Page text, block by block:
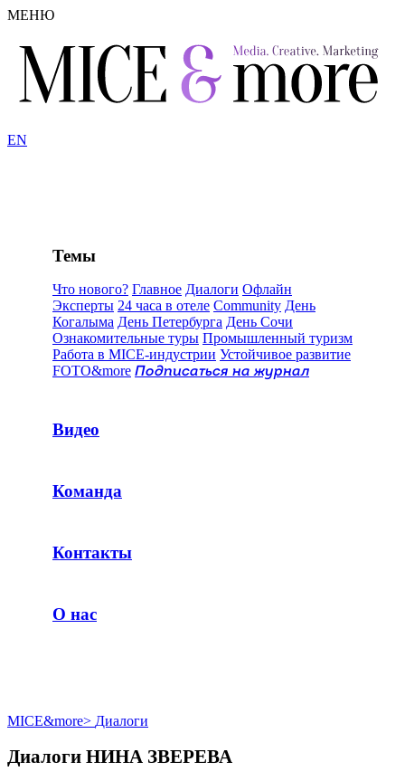
МЕНЮ
EN
Темы
Что нового? Главное Диалоги Офлайн
Эксперты 24 часа в отеле Community День
Когалыма День Петербурга День Сочи
Ознакомительные туры Промышленный туризм
Работа в MICE-индустрии Устойчивое развитие
FOTO&more Подписаться на журнал
Видео
Команда
Контакты
О нас
MICE&more> Диалоги
Диалоги НИНА ЗВЕРЕВА